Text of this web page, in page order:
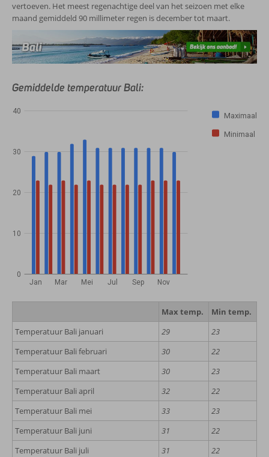
vertoeven. Het meest regenachtige deel van het seizoen met elke
maand gemiddeld 90 millimeter regen is december tot maart.
Gemiddelde temperatuur Bali:
Maximaal
Minimaal
Jan Mar Mei Jul Sep Nov
0
10
20
30
40
Max temp.
Min temp.
Temperatuur Bali januari
29
23
Temperatuur Bali februari
30
22
Temperatuur Bali maart
30
23
Temperatuur Bali april
32
22
Temperatuur Bali mei
33
23
Temperatuur Bali juni
31
22
Temperatuur Bali juli
31
22